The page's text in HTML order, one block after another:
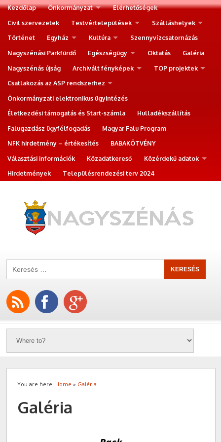
Kezdőlap Önkormányzat
Elérhetőségek
Civil szervezetek
Testvértelepülések
Szálláshelyek
Történet
Egyház Kultúra
Szennyvízcsatornázás
Nagyszénási Parkfürdő
Egészségügy Oktatás
Galéria
Nagyszénás újság
Archivált fényképek
TOP projektek
Csatlakozás az ASP rendszerhez
Önkormányzati elektronikus ügyintézés
Életkezdési támogatás és Start-számla
Hulladékszállítás
Falugazdász ügyfélfogadás
Magyar Falu Program
NFK hirdetmény – értékesítés
BABAKÖTVÉNY
Választási információk
Közadatkereső
Közérdekű adatok
Hirdetmények
Településrendezési terv 2024
You are here: Home » Galéria
Galéria